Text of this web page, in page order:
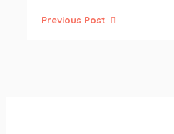
Previous Post